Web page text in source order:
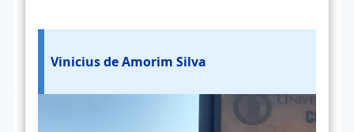
Vinicius de Amorim Silva